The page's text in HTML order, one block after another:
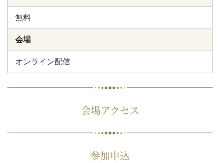
無料
会場
オンライン配信
会場アクセス
参加申込